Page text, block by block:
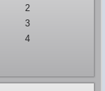
2
3
4